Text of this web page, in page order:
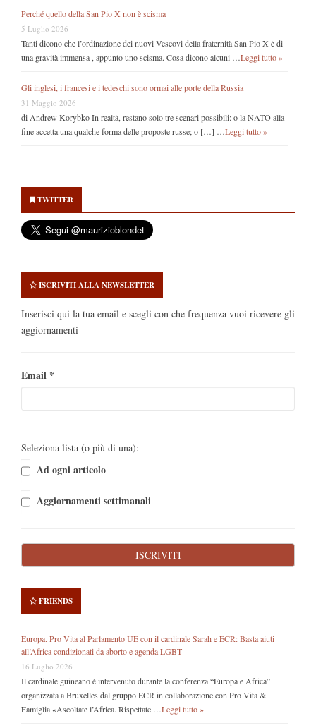
Perché quello della San Pio X non è scisma
5 Luglio 2026
Tanti dicono che l’ordinazione dei nuovi Vescovi della fraternità San Pio X è di
una gravità immensa , appunto uno scisma. Cosa dicono alcuni … Leggi tutto »
Gli inglesi, i francesi e i tedeschi sono ormai alle porte della Russia
31 Maggio 2026
di Andrew Korybko In realtà, restano solo tre scenari possibili: o la NATO alla
fine accetta una qualche forma delle proposte russe; o […] … Leggi tutto »
Sidebar
TWITTER
ISCRIVITI ALLA NEWSLETTER
Inserisci qui la tua email e scegli con che frequenza vuoi ricevere gli
aggiornamenti
Email *
Seleziona lista (o più di una):
Ad ogni articolo
Aggiornamenti settimanali
FRIENDS
Europa. Pro Vita al Parlamento UE con il cardinale Sarah e ECR: Basta aiuti
all’Africa condizionati da aborto e agenda LGBT
16 Luglio 2026
Il cardinale guineano è intervenuto durante la conferenza “Europa e Africa”
organizzata a Bruxelles dal gruppo ECR in collaborazione con Pro Vita &
Famiglia «Ascoltate l’Africa. Rispettate … Leggi tutto »